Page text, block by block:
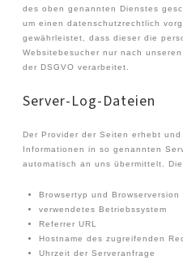
des oben genannten Dienstes
um einen datenschutzrechtlich
gewährleistet, dass dieser die
Websitebesucher nur nach
der DSGVO verarbeitet.
Server-Log-Dateien
Der Provider der Seiten erhebt
Informationen in so genannten
automatisch an uns übermittelt.
Browsertyp und Browserversion
verwendetes Betriebssystem
Referrer URL
Hostname des zugreifenden
Uhrzeit der Serveranfrage